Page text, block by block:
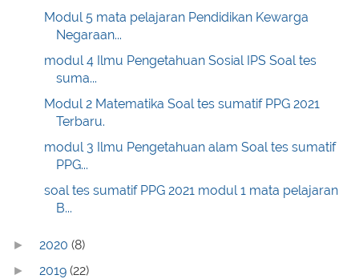
Modul 5 mata pelajaran Pendidikan Kewarga
Negaraan...
modul 4 Ilmu Pengetahuan Sosial IPS Soal tes
suma...
Modul 2 Matematika Soal tes sumatif PPG 2021
Terbaru.
modul 3 Ilmu Pengetahuan alam Soal tes sumatif
PPG...
soal tes sumatif PPG 2021 modul 1 mata pelajaran
B...
► 2020 (8)
► 2019 (22)